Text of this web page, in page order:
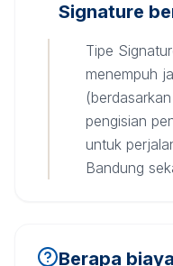
Signature
Tipe
menempuh
pengisian
untuk
Bandung
Berapa